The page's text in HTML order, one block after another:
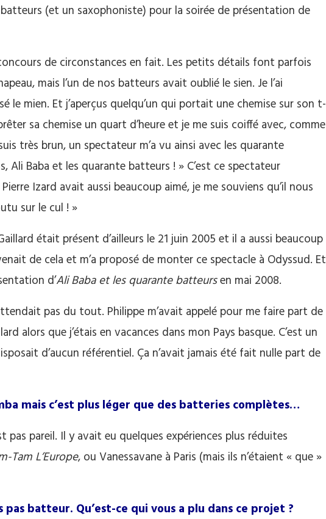
(et un saxophoniste) pour la soirée de présentation de
de circonstances en fait. Les petits détails font parfois
mais l’un de nos batteurs avait oublié le sien. Je l’ai
le mien. Et j’aperçus quelqu’un qui portait une chemise sur son t-
sa chemise un quart d’heure et je me suis coiffé avec, comme
très brun, un spectateur m’a vu ainsi avec les quarante
Ali Baba et les quarante batteurs ! » C’est ce spectateur
Izard avait aussi beaucoup aimé, je me souviens qu’il nous
sur le cul ! »
était présent d’ailleurs le 21 juin 2005 et il a aussi beaucoup
de cela et m’a proposé de monter ce spectacle à Odyssud. Et
d’Ali Baba et les quarante batteursen mai 2008.
pas du tout. Philippe m’avait appelé pour me faire part de
alors que j’étais en vacances dans mon Pays basque. C’est un
d’aucun référentiel. Ça n’avait jamais été fait nulle part de
mais c’est plus léger que des batteries complètes…
pas pareil. Il y avait eu quelques expériences plus réduites
Tam L’Europe, ou Vanessavane à Paris (mais ils n’étaient « que »
pas batteur. Qu’est-ce qui vous a plu dans ce projet ?